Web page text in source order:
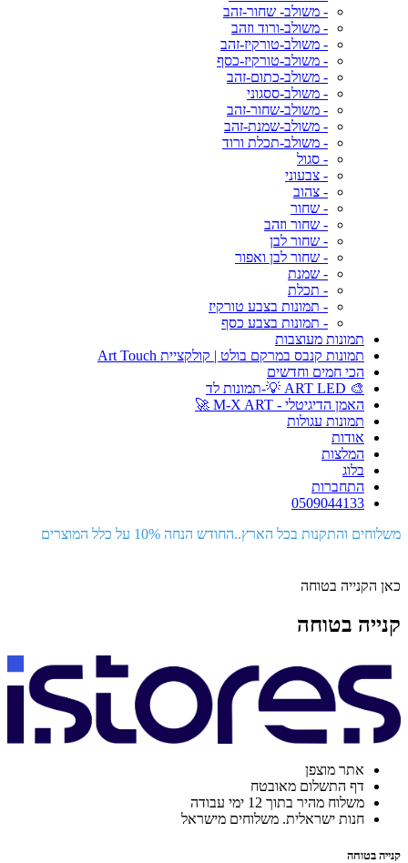
- משולב- שחור-זהב
- משולב-ורוד וזהב
- משולב-טורקיז-זהב
- משולב-טורקיז-כסף
- משולב-כתום-זהב
- משולב-ססגוני
- משולב-שחור-זהב
- משולב-שמנת-זהב
- משולב-תכלת ורוד
- סגול
- צבעוני
- צהוב
- שחור
- שחור וזהב
- שחור לבן
- שחור לבן ואפור
- שמנת
- תכלת
- תמונות בצבע טורקיז
- תמונות בצבע כסף
תמונות מעוצבות
תמונות קנבס במרקם בולט | קולקציית Art Touch
הכי חמים וחדשים
🎨 ART LED 💡-תמונות לד
האמן הדיגיטלי - M-X ART 🚀
תמונות עגולות
אודות
המלצות
בלוג
התחברות
0509044133
משלוחים והתקנות בכל הארץ..החודש הנחה 10% על כלל המוצרים
כאן הקנייה בטוחה
קנייה בטוחה
אתר מוצפן
דף התשלום מאובטח
משלוח מהיר בתוך 12 ימי עבודה
חנות ישראלית. משלוחים מישראל
קנייה בטוחה